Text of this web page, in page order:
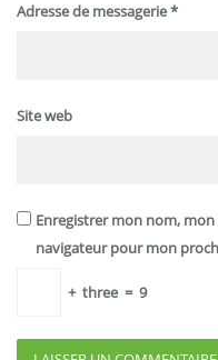
Adresse de messagerie*
Site web
Enregistrer mon nom,
navigateur pour mon
+ three = 9